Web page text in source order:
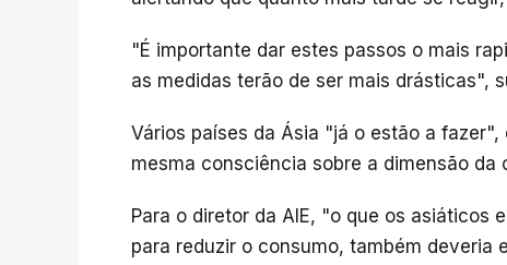
"É importante dar estes passos o mais
as medidas terão de ser mais drásticas",
Vários países da Ásia "já o estão a
mesma consciência sobre a dimensão da
Para o diretor da AIE, "o que os asiáticos
para reduzir o consumo, também